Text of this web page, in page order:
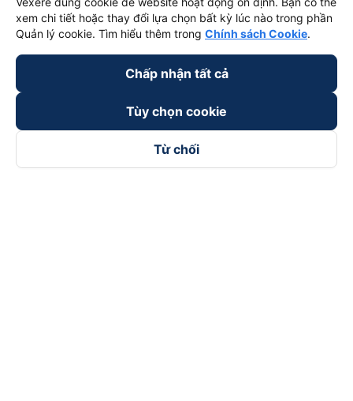
xem chi tiết hoặc thay đổi lựa chọn bất kỳ lúc nào trong phần
Quản lý cookie. Tìm hiểu thêm trong Chính sách Cookie.
Chấp nhận tất cả
Tùy chọn cookie
Từ chối